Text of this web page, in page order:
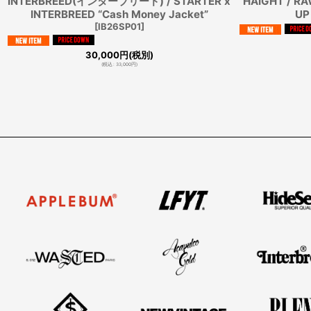
INTERBREED “Cash Money Jacket”
[IB26SP01]
30,000円(税別)
(税込: 33,000円)